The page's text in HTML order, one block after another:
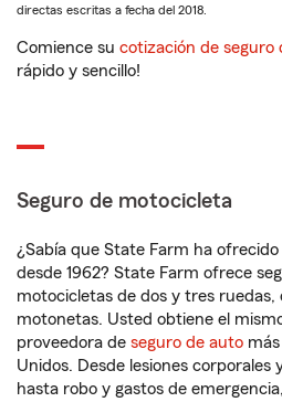
directas escritas a fecha del 2018.
Comience su cotización de seguro
rápido y sencillo!
Seguro de motocicleta
¿Sabía que State Farm ha
desde 1962? State Farm ofrece
motocicletas de dos y tres ruedas,
motonetas. Usted obtiene el
proveedora de seguro de auto
Unidos. Desde lesiones corporales
hasta robo y gastos de